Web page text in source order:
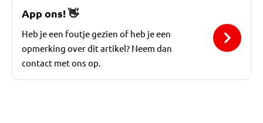
App ons!👋
Heb je een foutje gezien of heb je een
opmerking over dit artikel? Neem dan
contact met ons op.